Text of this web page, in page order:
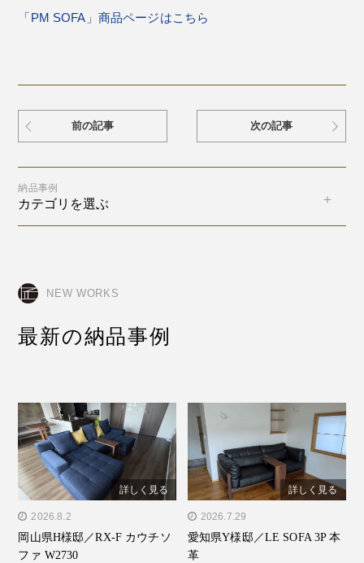
「PM SOFA」商品ページはこちら
前の記事 次の記事
納品事例
カテゴリを選ぶ
NEW WORKS
最新の納品事例
" alt="岡山県H様邸／RX-F
カウチソファ W2730"/>
詳しく見る
2026.8.2
岡山県H様邸／RX-F カウチソ
ファ W2730
" alt="愛知県Y様邸／LE
SOFA 3P 本革"/>
詳しく見る
2026.7.29
愛知県Y様邸／LE SOFA 3P 本
革